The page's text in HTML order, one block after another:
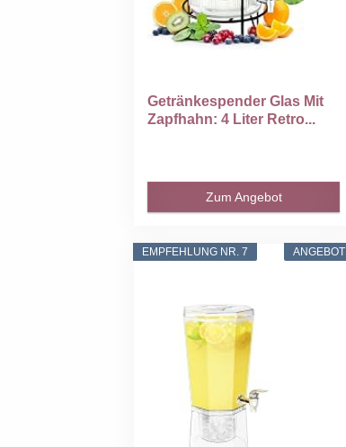
Getränkespender Glas Mit
Zapfhahn: 4 Liter Retro...
Zum Angebot
ANGEBOT
EMPFEHLUNG NR. 7